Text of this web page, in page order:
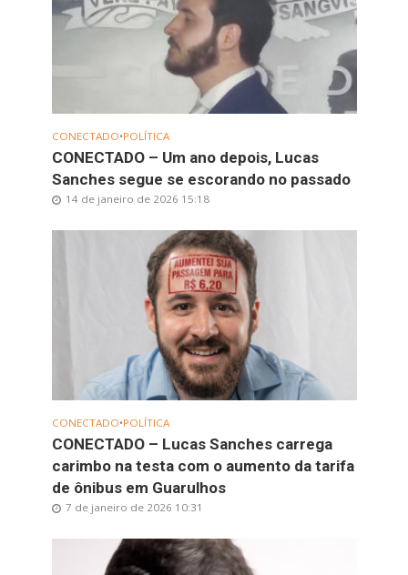
CONECTADO•POLÍTICA
CONECTADO – Um ano depois, Lucas
Sanches segue se escorando no passado
14 de janeiro de 2026 15:18
CONECTADO•POLÍTICA
CONECTADO – Lucas Sanches carrega
carimbo na testa com o aumento da tarifa
de ônibus em Guarulhos
7 de janeiro de 2026 10:31